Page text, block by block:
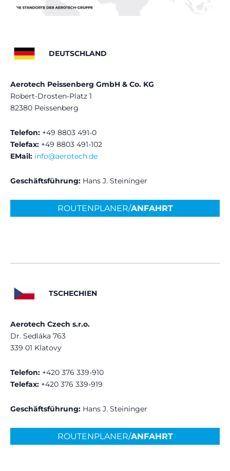
DEUTSCHLAND
Aerotech Peissenberg GmbH & Co. KG
Robert-Drosten-Platz 1
82380 Peissenberg
Telefon: +49 8803 491-0
Telefax: +49 8803 491-102
EMail: info@aerotech.de
Geschäftsführung: Hans J. Steininger
ROUTENPLANER/ANFAHRT
TSCHECHIEN
Aerotech Czech s.r.o.
Dr. Sedláka 763
339 01 Klatovy
Telefon: +420 376 339-910
Telefax: +420 376 339-919
Geschäftsführung: Hans J. Steininger
ROUTENPLANER/ANFAHRT